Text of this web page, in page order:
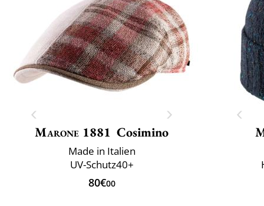
Marone 1881 Cosimino
Made in Italien
UV-Schutz40+
80€00